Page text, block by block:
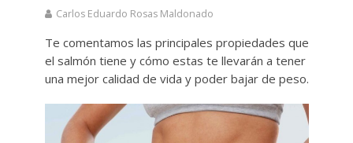
Carlos Eduardo Rosas Maldonado
Te comentamos las principales propiedades que
el salmón tiene y cómo estas te llevarán a tener
una mejor calidad de vida y poder bajar de peso.